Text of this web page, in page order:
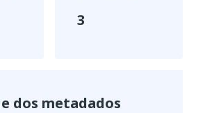
3
dos metadados